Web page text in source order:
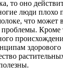
то оно
люди плохо
что может
Кроме